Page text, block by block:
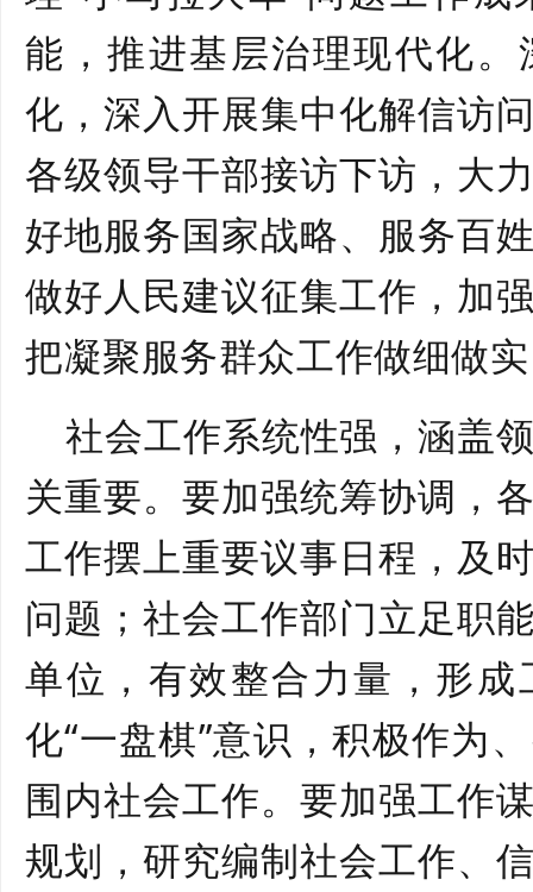
能，推进基层治理现代化
化，深入开展集中化解信访
各级领导干部接访下访，大
好地服务国家战略、服务百
做好人民建议征集工作，加
把凝聚服务群众工作做细做
社会工作系统性强，涵盖
关重要。要加强统筹协调，
工作摆上重要议事日程，及
问题；社会工作部门立足职
单位，有效整合力量，形
化“一盘棋”意识，积极作为
围内社会工作。要加强工作
规划，研究编制社会工作、